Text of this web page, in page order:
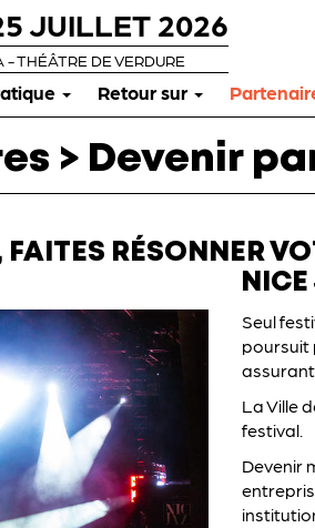
JUILLET 2026
- THÉÂTRE DE VERDURE
Retour sur
> Devenir
FAITES RÉSONNER
Seul
poursuit
La Ville
festival.
Devenir